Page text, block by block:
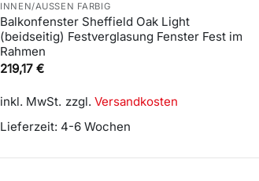
INNEN/AUSSEN FARBIG
Balkonfenster Sheffield Oak Light
(beidseitig) Festverglasung Fenster Fest im
Rahmen
219,17€
inkl. MwSt. zzgl.Versandkosten
Lieferzeit: 4-6 Wochen